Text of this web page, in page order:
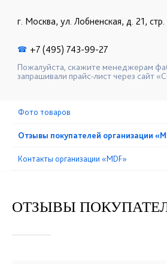
г. Москва, ул. Лобненская, д. 21, стр.
☎ +7 (495) 743-99-27
Пожалуйста, скажите менеджерам
запрашивали прайс-лист через сайт
Фото товаров
Отзывы покупателей организации
Контакты организации «MDF»
ОТЗЫВЫ